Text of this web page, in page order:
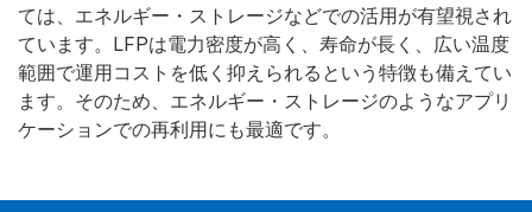
ては、エネルギー・ストレージなどでの活用が有望視され
ています。LFPは電力密度が高く、寿命が長く、広い温度
範囲で運用コストを低く抑えられるという特徴も備えてい
ます。そのため、エネルギー・ストレージのようなアプリ
ケーションでの再利用にも最適です。